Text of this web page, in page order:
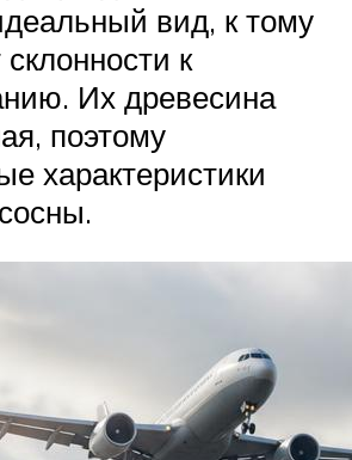
вид, к тому
к
Их древесина
поэтому
характеристики